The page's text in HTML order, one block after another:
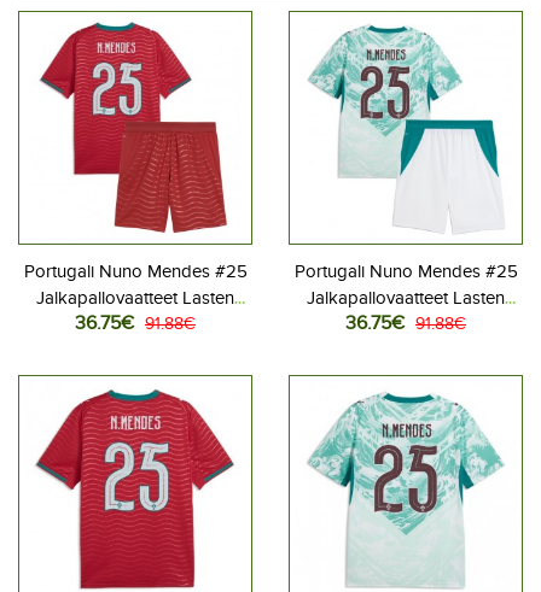
Portugali Nuno Mendes #25
Jalkapallovaatteet Lasten
Kotipeliasu MM-kisat 2026
housut)
36.75€ 91.88€
Portugali Nuno Mendes #25
Jalkapallovaatteet Lasten
Vieraspeliasu MM-kisat 2026
housut)
36.75€ 91.88€